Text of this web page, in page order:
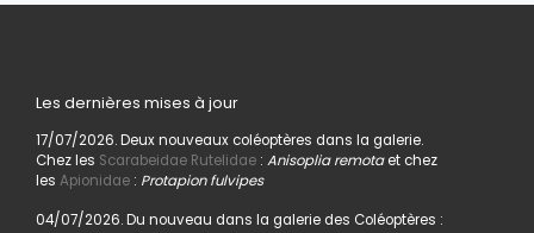
Les dernières mises à jour
17/07/2026. Deux nouveaux coléoptères dans la galerie.
Chez les Scarabeidae Rutelidae: Anisoplia remotaet chez
les Apionidae: Protapion fulvipes
04/07/2026. Du nouveau dans la galerie des Coléoptères :